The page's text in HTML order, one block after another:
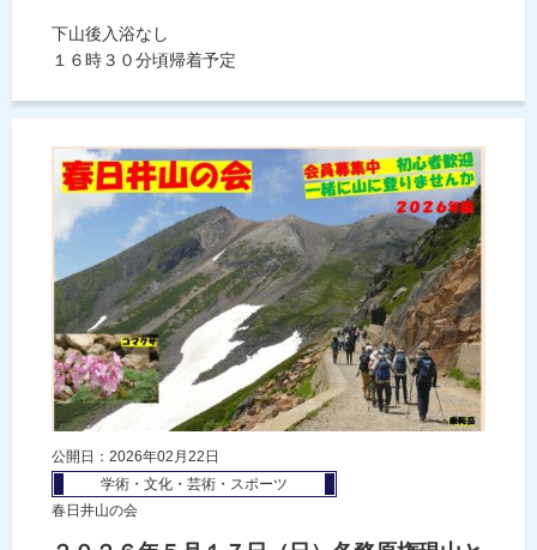
下山後入浴なし
１６時３０分頃帰着予定
公開日：2026年02月22日
学術・文化・芸術・スポーツ
春日井山の会